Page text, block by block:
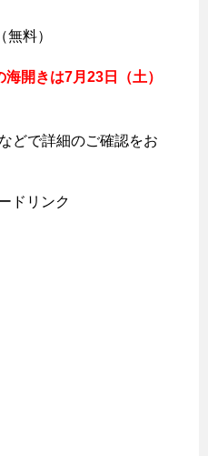
無料）
開きは7月23日（土）
どで詳細のご確認をお
ドリンク